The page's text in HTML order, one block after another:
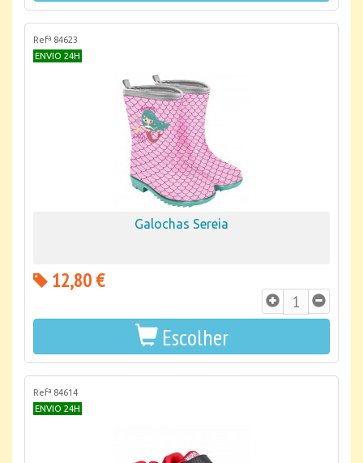
Refª 84623
ENVIO 24H
Galochas Sereia
12,80 €
Escolher
Refª 84614
ENVIO 24H